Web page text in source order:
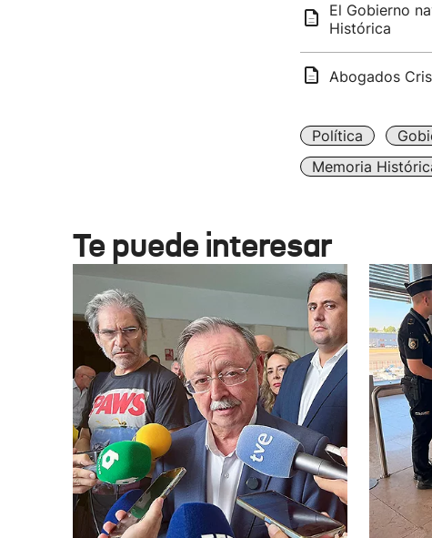
El Gobierno
Histórica
Abogados
Política
Memoria
Te puede interesar